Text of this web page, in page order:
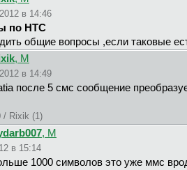
в 14:46
по HTC
общие вопросы ,если таковые
, М
в 14:49
после 5 смс сообщение
/ Rixik (1)
, М
в 15:14
1000 символов это уже ммс